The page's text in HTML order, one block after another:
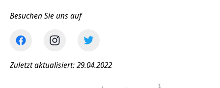
Besuchen Sie uns auf
Zuletzt aktualisiert: 29.04.2022